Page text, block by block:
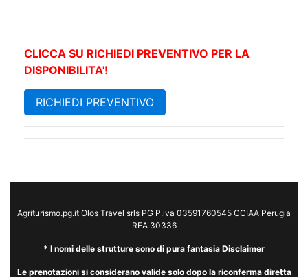
CLICCA SU RICHIEDI PREVENTIVO PER LA
DISPONIBILITA'!
RICHIEDI PREVENTIVO
Agriturismo.pg.it Olos Travel srls PG P.iva 03591760545 CCIAA Perugia
REA 30336
* I nomi delle strutture sono di pura fantasia Disclaimer
Le prenotazioni si considerano valide solo dopo la riconferma diretta